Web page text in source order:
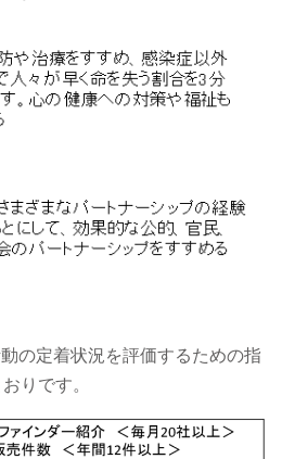
の定着状況を評価するための指
りです。